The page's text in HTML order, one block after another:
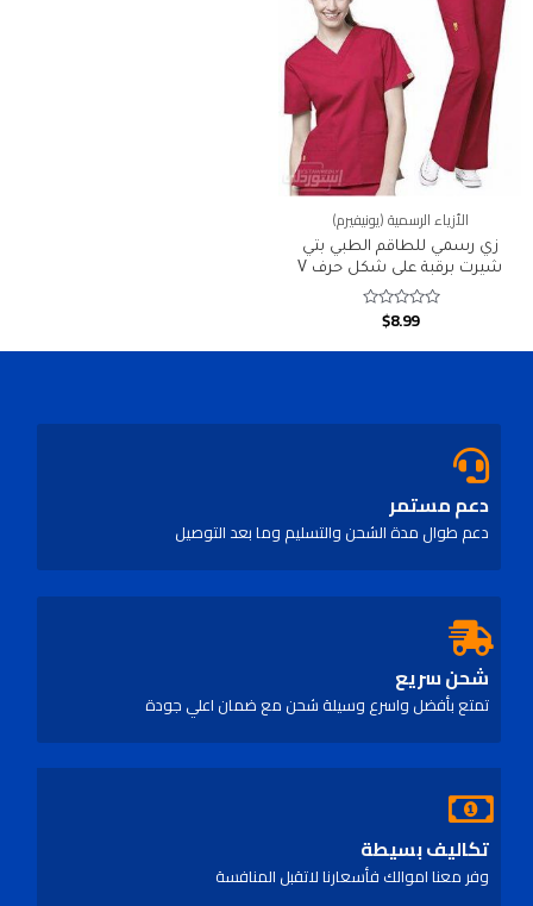
الأزياء الرسمية (يونيفيرم)
زي رسمي للطاقم الطبي بتي
شيرت برقبة على شكل حرف V
Rated
$8.99
دعم مستمر
دعم طوال مدة الشحن والتسليم وما بعد التوصيل
شحن سريع
تمتع بأفضل واسرع وسيلة شحن مع ضمان اعلي جودة
تكاليف بسيطة
وفر معنا اموالك فأسعارنا لاتقبل المنافسة